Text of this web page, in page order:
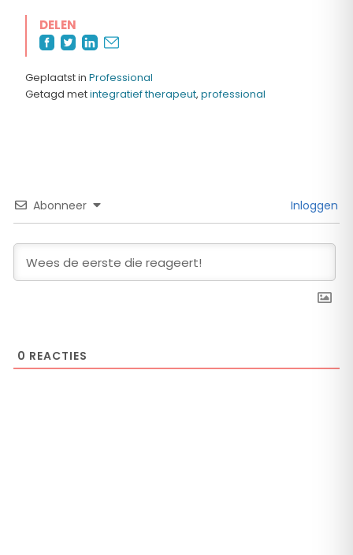
DELEN
Geplaatst in Professional
Getagd metintegratief therapeut, professional
Abonneer Inloggen
0 REACTIES